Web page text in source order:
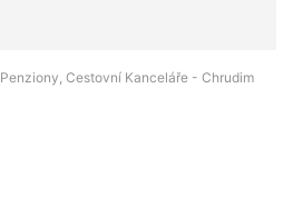
Penziony, Cestovní Kanceláře - Chrudim